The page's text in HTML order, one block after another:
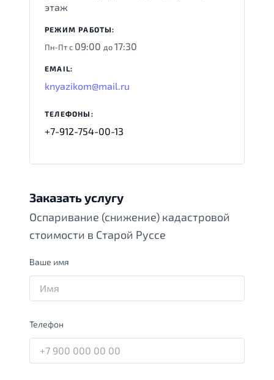
этаж
РЕЖИМ РАБОТЫ:
Пн-Пт с 09:00 до17:30
EMAIL:
knyazikom@mail.ru
ТЕЛЕФОНЫ:
+7-912-754-00-13
Заказать услугу
Оспаривание (снижение) кадастровой
стоимости в Старой Руссе
Ваше имя
Телефон